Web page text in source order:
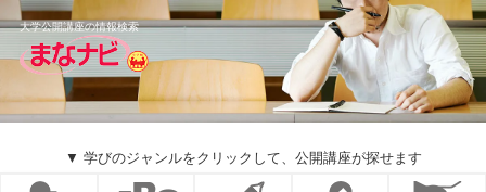
大学公開講座の情報検索
▼ 学びのジャンルをクリックして、公開講座が探せます